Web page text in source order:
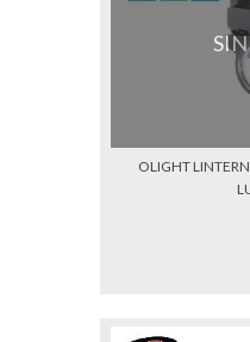
OLIGHT